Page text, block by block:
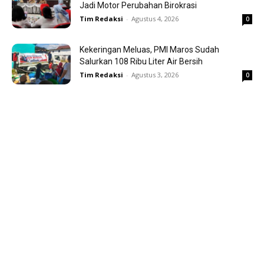
Jadi Motor Perubahan Birokrasi
Tim Redaksi - Agustus 4, 2026 0
Kekeringan Meluas, PMI Maros Sudah
Salurkan 108 Ribu Liter Air Bersih
Tim Redaksi - Agustus 3, 2026 0